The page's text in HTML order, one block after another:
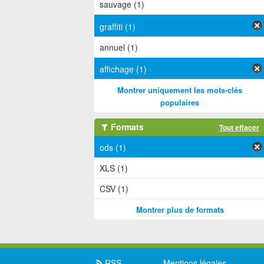
sauvage (1)
graffiti (1)
annuel (1)
affichage (1)
Montrer uniquement les mots-clés
populaires
Formats Tout effacer
ods (1)
XLS (1)
CSV (1)
Montrer plus de formats